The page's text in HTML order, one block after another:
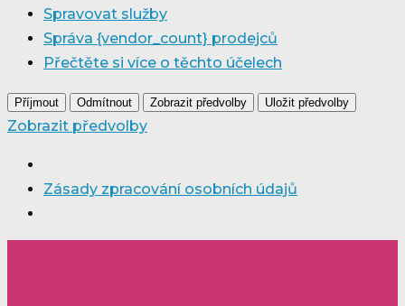
Spravovat služby
Správa {vendor_count} prodejců
Přečtěte si více o těchto účelech
Příjmout Odmítnout Zobrazit předvolby Uložit předvolby
Zobrazit předvolby
Zásady zpracování osobních údajů